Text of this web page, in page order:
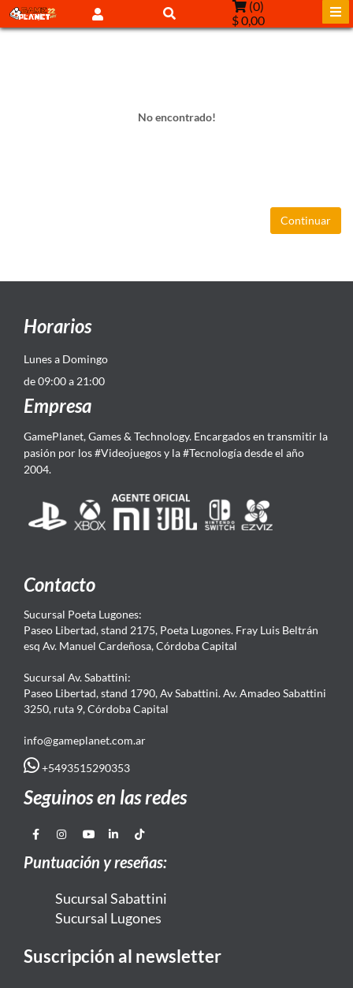
(0)
$ 0,00
No encontrado!
Continuar
Horarios
Lunes a Domingo
de 09:00 a 21:00
Empresa
GamePlanet, Games & Technology. Encargados en transmitir la
pasión por los #Videojuegos y la #Tecnología desde el año
2004.
Contacto
Sucursal Poeta Lugones:
Paseo Libertad, stand 2175, Poeta Lugones. Fray Luis Beltrán
esq Av. Manuel Cardeñosa, Córdoba Capital
Sucursal Av. Sabattini:
Paseo Libertad, stand 1790, Av Sabattini. Av. Amadeo Sabattini
3250, ruta 9, Córdoba Capital
info@gameplanet.com.ar
+5493515290353
Seguinos en las redes
Puntuación y reseñas:
Sucursal Sabattini
Sucursal Lugones
Suscripción al newsletter